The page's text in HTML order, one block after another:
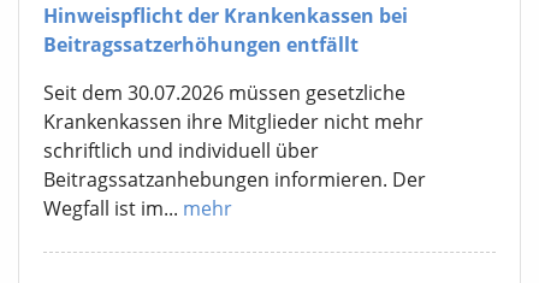
Hinweispflicht der Krankenkassen bei
Beitragssatzerhöhungen entfällt
Seit dem 30.07.2026 müssen gesetzliche
Krankenkassen ihre Mitglieder nicht mehr
schriftlich und individuell über
Beitragssatzanhebungen informieren. Der
Wegfall ist im... mehr